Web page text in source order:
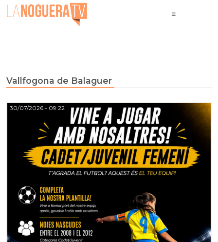
Vallfogona de Balaguer
30/07/2026- 09:22